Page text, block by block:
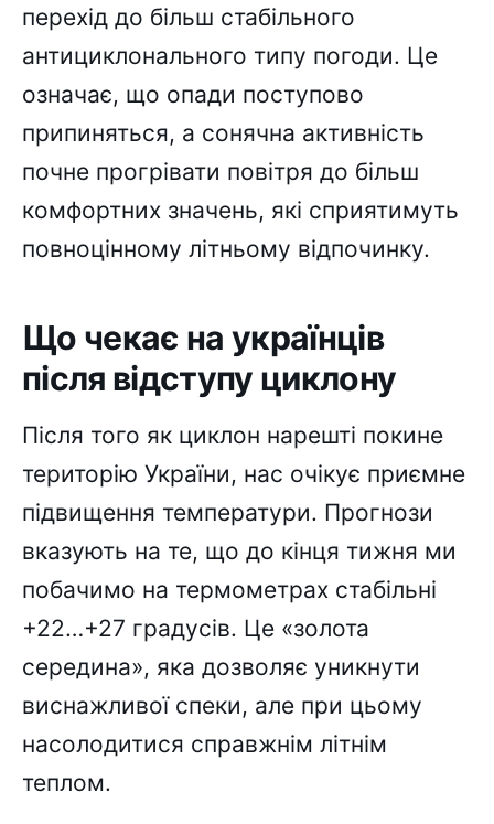
перехід до більш стабільного
антициклонального типу погоди. Це
означає, що опади поступово
припиняться, а сонячна активність
почне прогрівати повітря до більш
комфортних значень, які сприятимуть
повноцінному літньому відпочинку.
Що чекає на українців
після відступу циклону
Після того як циклон нарешті покине
територію України, нас очікує приємне
підвищення температури. Прогнози
вказують на те, що до кінця тижня ми
побачимо на термометрах стабільні
+22…+27 градусів. Це «золота
середина», яка дозволяє уникнути
виснажливої спеки, але при цьому
насолодитися справжнім літнім
теплом.